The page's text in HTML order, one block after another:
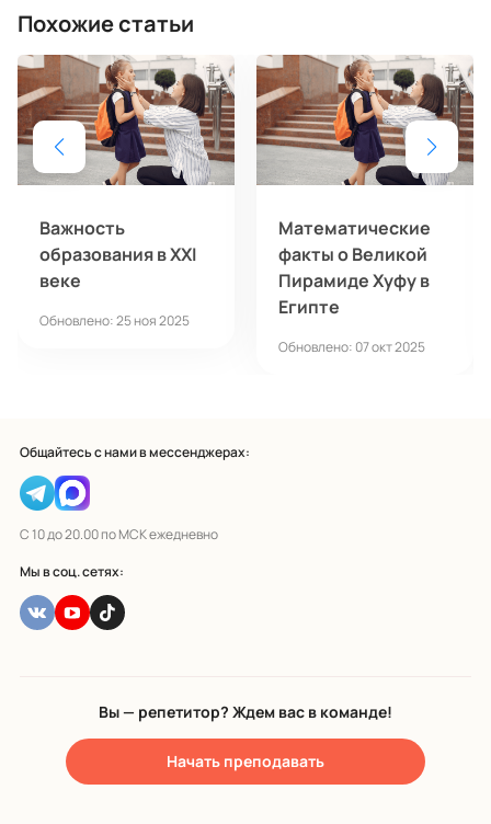
Похожие статьи
Важность
образования в XXI
веке
Обновлено: 25 ноя 2025
Математические
факты о Великой
Пирамиде Хуфу в
Египте
Обновлено: 07 окт 2025
Общайтесь с нами в мессенджерах:
С 10 до 20.00 по МСК ежедневно
Мы в соц. сетях:
Вы — репетитор? Ждем вас в команде!
Начать преподавать